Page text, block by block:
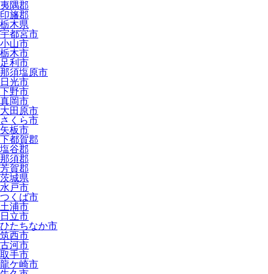
夷隅郡
印旛郡
栃木県
宇都宮市
小山市
栃木市
足利市
那須塩原市
日光市
下野市
真岡市
大田原市
さくら市
矢板市
下都賀郡
塩谷郡
那須郡
芳賀郡
茨城県
水戸市
つくば市
土浦市
日立市
ひたちなか市
筑西市
古河市
取手市
龍ケ崎市